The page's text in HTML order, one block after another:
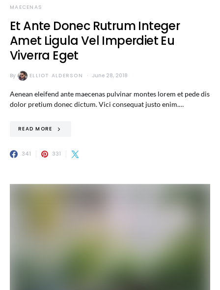
MAECENAS
Et Ante Donec Rutrum Integer
Amet Ligula Vel Imperdiet Eu
Viverra Eget
By ELLIOT ALDERSON June 28, 2018
Aenean eleifend ante maecenas pulvinar montes lorem et pede dis
dolor pretium donec dictum. Vici consequat justo enim.…
READ MORE
341 331